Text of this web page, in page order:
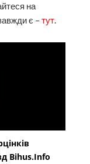
на
є –тут.
Bihus.Info